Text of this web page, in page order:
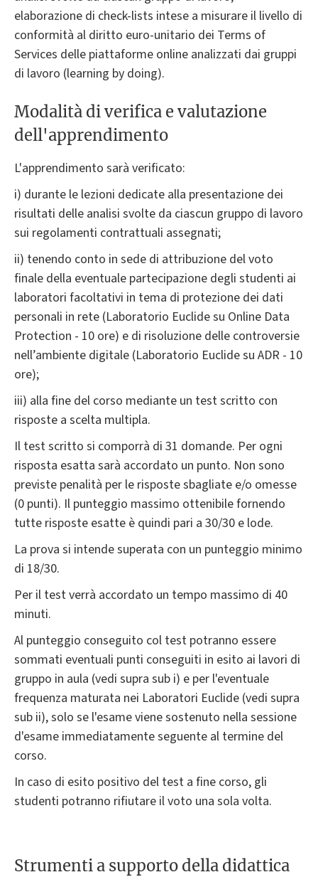
elaborazione di check-lists intese a misurare il livello di
conformità al diritto euro-unitario dei Terms of
Services delle piattaforme online analizzati dai gruppi
di lavoro (learning by doing).
Modalità di verifica e valutazione
dell'apprendimento
L'apprendimento sarà verificato:
i) durante le lezioni dedicate alla presentazione dei
risultati delle analisi svolte da ciascun gruppo di lavoro
sui regolamenti contrattuali assegnati;
ii) tenendo conto in sede di attribuzione del voto
finale della eventuale partecipazione degli studenti ai
laboratori facoltativi in tema di protezione dei dati
personali in rete (Laboratorio Euclide su Online Data
Protection - 10 ore) e di risoluzione delle controversie
nell’ambiente digitale (Laboratorio Euclide su ADR - 10
ore);
iii) alla fine del corso mediante un test scritto con
risposte a scelta multipla.
Il test scritto si comporrà di 31 domande. Per ogni
risposta esatta sarà accordato un punto. Non sono
previste penalità per le risposte sbagliate e/o omesse
(0 punti). Il punteggio massimo ottenibile fornendo
tutte risposte esatte è quindi pari a 30/30 e lode.
La prova si intende superata con un punteggio minimo
di 18/30.
Per il test verrà accordato un tempo massimo di 40
minuti.
Al punteggio conseguito col test potranno essere
sommati eventuali punti conseguiti in esito ai lavori di
gruppo in aula (vedi supra sub i) e per l'eventuale
frequenza maturata nei Laboratori Euclide (vedi supra
sub ii), solo se l'esame viene sostenuto nella sessione
d'esame immediatamente seguente al termine del
corso.
In caso di esito positivo del test a fine corso, gli
studenti potranno rifiutare il voto una sola volta.
Strumenti a supporto della didattica